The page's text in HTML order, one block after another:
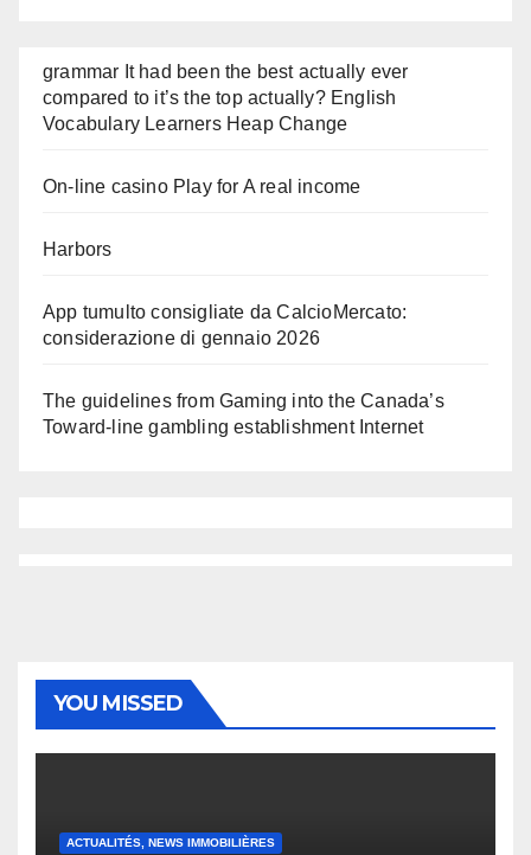
grammar It had been the best actually ever
compared to it’s the top actually? English
Vocabulary Learners Heap Change
On-line casino Play for A real income
Harbors
App tumulto consigliate da CalcioMercato:
considerazione di gennaio 2026
The guidelines from Gaming into the Canada’s
Toward-line gambling establishment Internet
YOU MISSED
ACTUALITÉS, NEWS IMMOBILIÈRES